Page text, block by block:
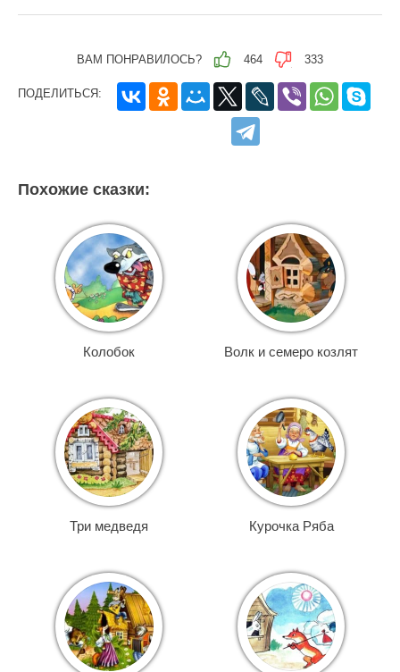
ВАМ ПОНРАВИЛОСЬ? 464 333
ПОДЕЛИТЬСЯ:
Похожие сказки:
Колобок Волк и семеро козлят
Три медведя Курочка Ряба